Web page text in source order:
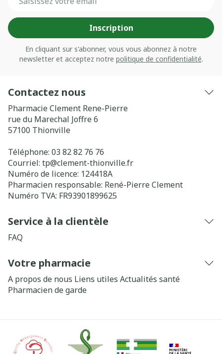
Inscription
En cliquant sur s'abonner, vous vous abonnez à notre
newsletter et acceptez notre politique de confidentialité.
Contactez nous
Pharmacie Clement Rene-Pierre
rue du Marechal Joffre 6
57100 Thionville
Téléphone: 03 82 82 76 76
Courriel: tp@clement-thionville.fr
Numéro de licence: 124418A
Pharmacien responsable: René-Pierre Clement
Numéro TVA: FR93901899625
Service à la clientèle
FAQ
Votre pharmacie
A propos de nous Liens utiles Actualités santé
Pharmacien de garde